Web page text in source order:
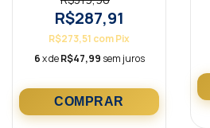
R$287,91
R$273,51 comPix
6x deR$47,99 sem juros